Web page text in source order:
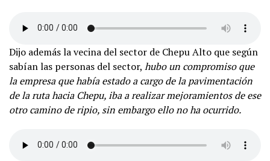
Dijo además la vecina del sector de Chepu Alto que según
sabían las personas del sector, hubo un compromiso que
la empresa que había estado a cargo de la pavimentación
de la ruta hacia Chepu, iba a realizar mejoramientos de ese
otro camino de ripio, sin embargo ello no ha ocurrido.